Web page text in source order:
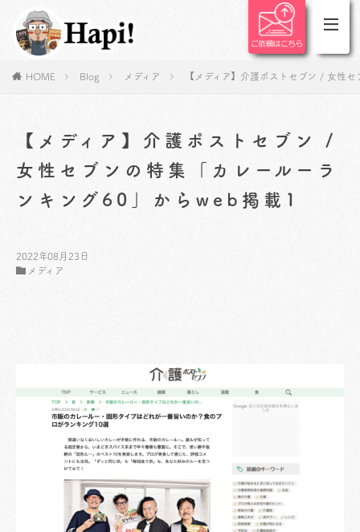
HOME Blog メディア 【メディア】介護ポストセブン / 女性
【メディア】介護ポストセブン /
女性セブンの特集「カレールーラ
ンキング60」からweb掲載1
2022年08月23日
メディア